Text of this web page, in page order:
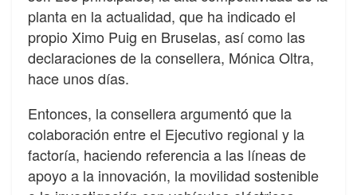
planta en la actualidad, que ha indicado el
propio Ximo Puig en Bruselas, así como las
declaraciones de la consellera, Mónica Oltra,
hace unos días.
Entonces, la consellera argumentó que la
colaboración entre el Ejecutivo regional y la
factoría, haciendo referencia a las líneas de
apoyo a la innovación, la movilidad sostenible